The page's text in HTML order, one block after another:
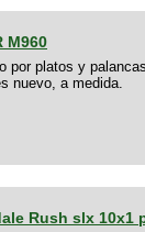
M960
por platos y
nuevo, a medida.
Rush slx 10x1